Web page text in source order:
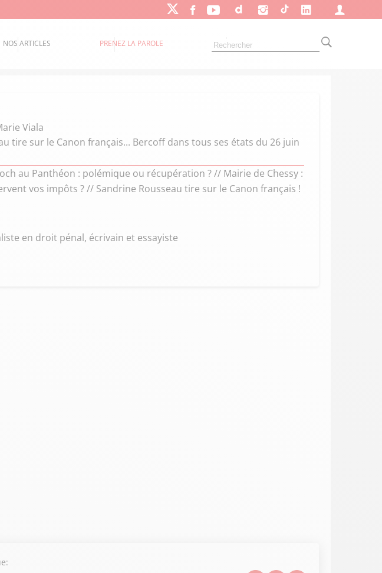
NOS ARTICLES PRENEZ LA PAROLE
Viala
tire sur le Canon français... Bercoff dans tous ses états du 26 juin
au Panthéon : polémique ou récupération ? // Mairie de Chessy :
vos impôts ? // Sandrine Rousseau tire sur le Canon français !
en droit pénal, écrivain et essayiste